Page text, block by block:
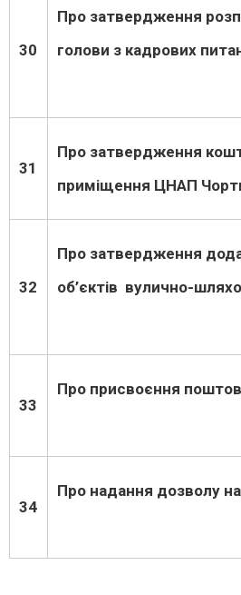
30
Про затвердження
голови з кадрових
31
Про затвердження
приміщення ЦНАП
32
Про затвердження
об’єктів вулично-
33
Про присвоєння
34
Про надання дозволу